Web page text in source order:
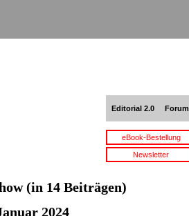
Editorial 2.0 Forum
eBook-Bestellung
Newsletter
(in 14 Beiträgen)
2024